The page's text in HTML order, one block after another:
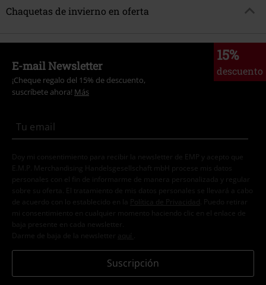
Chaquetas de invierno en oferta
15%
descuento
E-mail Newsletter
¡Cheque regalo del 15% de descuento,
suscríbete ahora! Más
Doy mi consentimiento para recibir la newsletter de EMP y acepto que
E.M.P. Merchandising Handelsgesellschaft mbH procese mis datos
personales con el fin de informarme de manera personalizada y regular
sobre su oferta. El tratamiento de mis datos personales se llevará a cabo
de acuerdo con lo establecido en la
Política de Privacidad . Puedo retirar
mi consentimiento en cualquier momento haciendo clic en el enlace de
baja presente en cada newsletter.
Darme de baja de la newsletter
aquí
Suscripción